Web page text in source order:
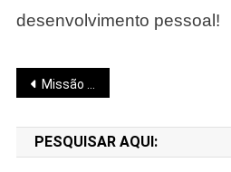
desenvolvimento pessoal!
Navegação
de
Post
Missão Pessoal
PESQUISAR AQUI: